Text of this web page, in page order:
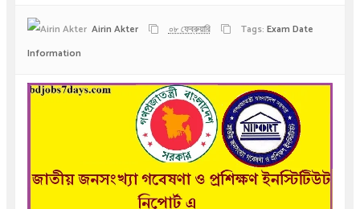
Airin Akter ০৮ ফেব্রুয়ারি Tags: Exam Date
Information